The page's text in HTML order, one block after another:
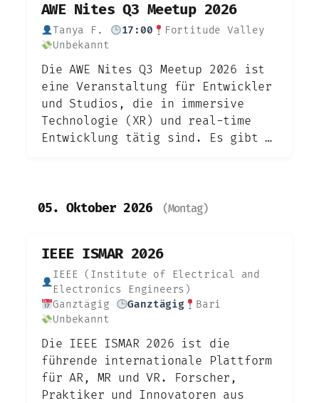
AWE Nites Q3 Meetup 2026
Tanya F. 17:00
Fortitude Valley
Unbekannt
Die AWE Nites Q3 Meetup 2026 ist
eine Veranstaltung für Entwickler
und Studios, die in immersive
Technologie (XR) und real-time
Entwicklung tätig sind. Es gibt …
05. Oktober 2026 (Montag)
IEEE ISMAR 2026
IEEE (Institute of Electrical and
Electronics Engineers)
Ganztägig
Ganztägig
Bari
Unbekannt
Die IEEE ISMAR 2026 ist die
führende internationale Plattform
für AR, MR und VR. Forscher,
Praktiker und Innovatoren aus